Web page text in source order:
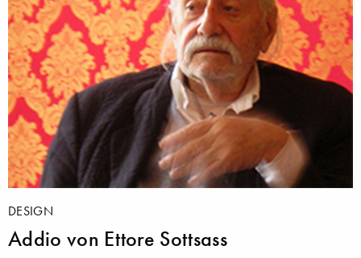
DESIGN
Addio von Ettore Sottsass